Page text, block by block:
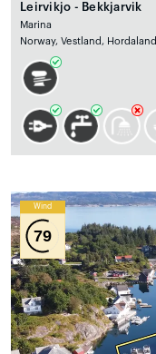
Leirvikjo - Bekkjarvik
Marina
Norway, Vestland, Hordaland
Wind
79